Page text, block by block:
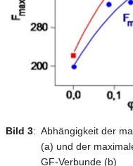
Bild 3: Abhängigkeit der
(a) und der
GF-Verbunde (b)